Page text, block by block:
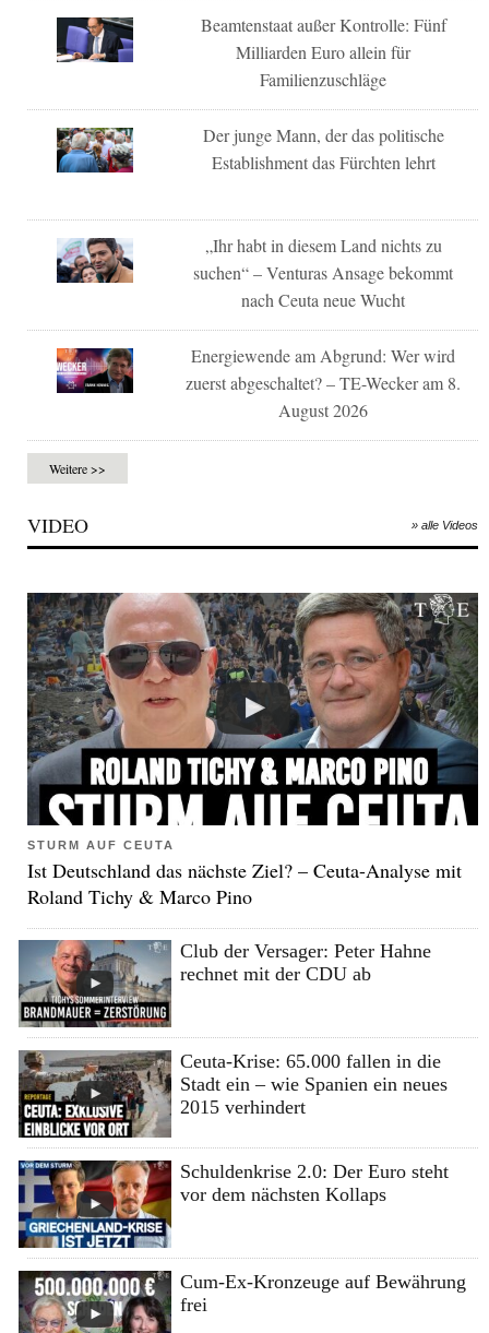
Beamtenstaat außer Kontrolle: Fünf
Milliarden Euro allein für
Familienzuschläge
Der junge Mann, der das politische
Establishment das Fürchten lehrt
„Ihr habt in diesem Land nichts zu
suchen“ – Venturas Ansage bekommt
nach Ceuta neue Wucht
Energiewende am Abgrund: Wer wird
zuerst abgeschaltet? – TE-Wecker am 8.
August 2026
Weitere >>
VIDEO » alle Videos
STURM AUF CEUTA
Ist Deutschland das nächste Ziel? – Ceuta-Analyse mit
Roland Tichy & Marco Pino
Club der Versager: Peter Hahne
rechnet mit der CDU ab
Ceuta-Krise: 65.000 fallen in die
Stadt ein – wie Spanien ein neues
2015 verhindert
Schuldenkrise 2.0: Der Euro steht
vor dem nächsten Kollaps
Cum-Ex-Kronzeuge auf Bewährung
frei